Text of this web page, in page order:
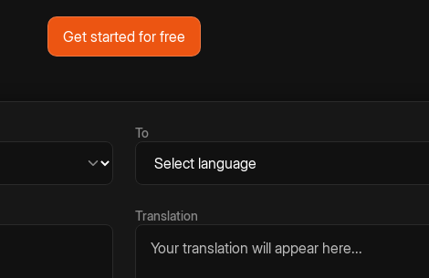
Get started for free
To
Translation
Your translation will appear here...